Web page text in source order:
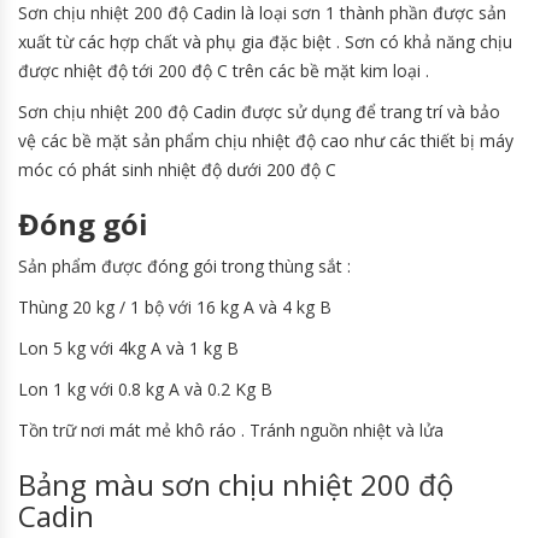
Sơn chịu nhiệt 200 độ Cadin là loại sơn 1 thành phần được sản
xuất từ các hợp chất và phụ gia đặc biệt . Sơn có khả năng chịu
được nhiệt độ tới 200 độ C trên các bề mặt kim loại .
Sơn chịu nhiệt 200 độ Cadin được sử dụng để trang trí và bảo
vệ các bề mặt sản phẩm chịu nhiệt độ cao như các thiết bị máy
móc có phát sinh nhiệt độ dưới 200 độ C
Đóng gói
Sản phẩm được đóng gói trong thùng sắt :
Thùng 20 kg / 1 bộ với 16 kg A và 4 kg B
Lon 5 kg với 4kg A và 1 kg B
Lon 1 kg với 0.8 kg A và 0.2 Kg B
Tồn trữ nơi mát mẻ khô ráo . Tránh nguồn nhiệt và lửa
Bảng màu sơn chịu nhiệt 200 độ
Cadin